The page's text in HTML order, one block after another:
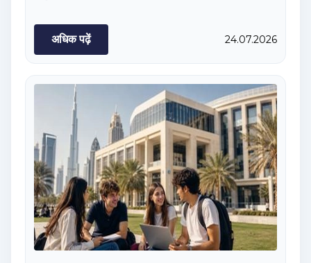
अधिक पढ़ें 24.07.2026